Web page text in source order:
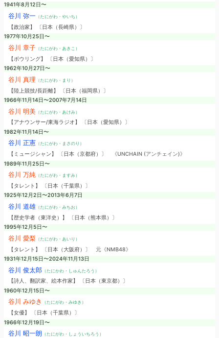
1941年8月12日〜
谷川 弥一（たにがわ・やいち）
【政治家】 〔日本（長崎県）〕
1977年10月25日〜
谷川 章子（たにがわ・あきこ）
【ボウリング】 〔日本（愛知県）〕
1962年10月27日〜
谷川 真理 （たにがわ・まり）
【陸上競技/長距離】 〔日本（福岡県）〕
1966年11月14日〜2007年7月14日
谷川 明美（たにがわ・あけみ）
【アナウンサー/東海ラジオ】 〔日本（愛知県）〕
1982年11月14日〜
谷川 正憲 （たにがわ・まさのり）
【ミュージシャン】 〔日本（京都府）〕
《UNCHAIN (アンチェイン)》
1989年11月25日〜
谷川 万純（たにがわ・ますみ）
【タレント】 〔日本（千葉県）〕
1925年12月2日〜2013年6月7日
谷川 道雄（たにがわ・みちお）
【歴史学者（東洋史）】 〔日本（熊本県）〕
1995年12月5日〜
谷川 愛梨（たにがわ・あいり）
【タレント】 〔日本（大阪府）〕 元《NMB48》
1931年12月15日〜2024年11月13日
谷川 俊太郎（たにかわ・しゅんたろう）
【詩人、翻訳家、絵本作家】 〔日本（東京都）〕
1960年12月15日〜
谷川 みゆき （たにがわ・みゆき）
【女優】 〔日本（千葉県）〕
1966年12月19日〜
谷川 昭一朗 （たにがわ・しょういちろう）